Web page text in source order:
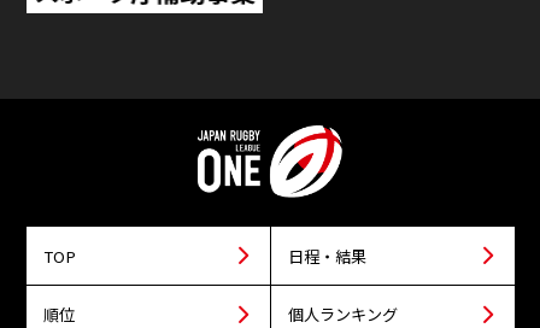
TOP 日程・結果
順位 個人ランキング